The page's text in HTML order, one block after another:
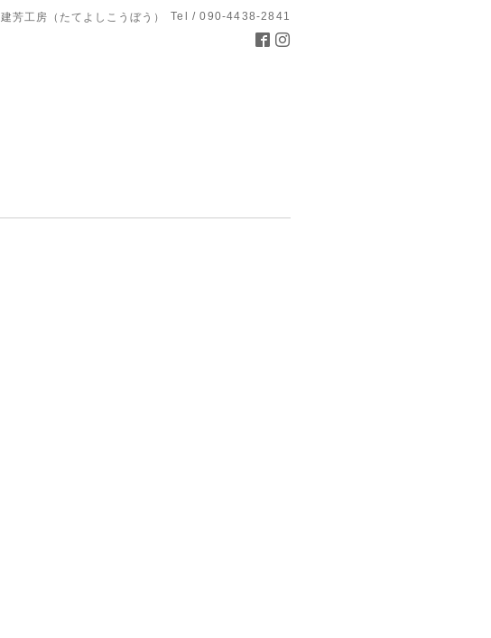
建芳工房（たてよしこうぼう） Tel / 090-4438-2841